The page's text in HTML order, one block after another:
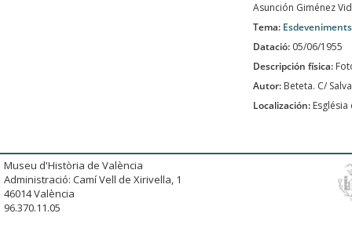
Asunción Giménez
Tema: Esdeveniments
Datació: 05/06/1955
Descripción física:
Autor: Beteta. C/
Localización: Església
Museu d'Història de València
Administració: Camí Vell de Xirivella, 1
46014 València
96.370.11.05